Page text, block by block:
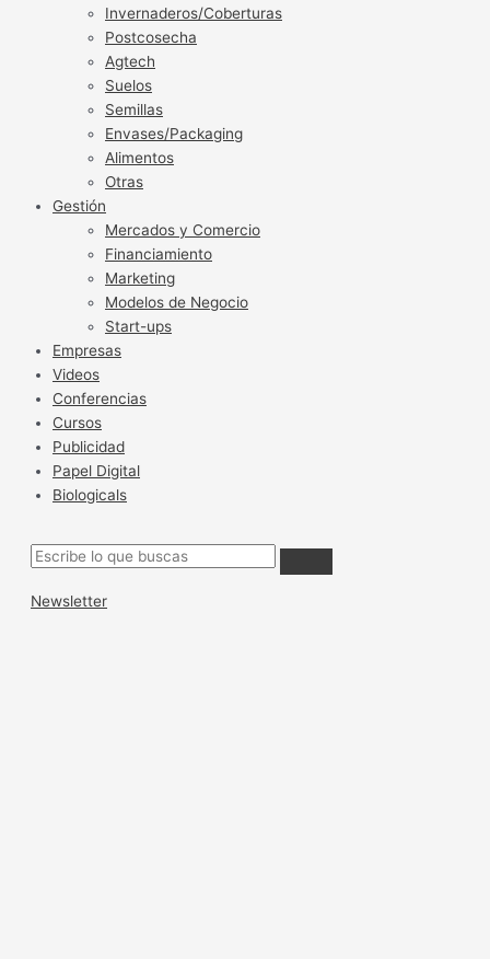
Invernaderos/Coberturas
Postcosecha
Agtech
Suelos
Semillas
Envases/Packaging
Alimentos
Otras
Gestión
Mercados y Comercio
Financiamiento
Marketing
Modelos de Negocio
Start-ups
Empresas
Videos
Conferencias
Cursos
Publicidad
Papel Digital
Biologicals
Newsletter